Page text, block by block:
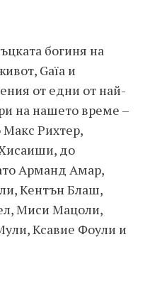
богиня на
Gaïa и
от едни от най-
на нашето време –
Макс Рихтер,
до
Арманд Амар,
Кентън Блаш,
Миси Мацоли,
Ксавие Фоули и